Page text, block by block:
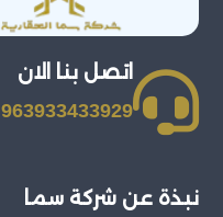
اتصل بنا الان
963933433929
نبذة عن شركة سما